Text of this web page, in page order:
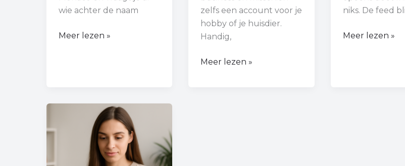
wie achter de naam
Meer lezen »
zelfs een account voor je
hobby of je huisdier.
Handig,
Meer lezen »
niks. De feed
Meer lezen »